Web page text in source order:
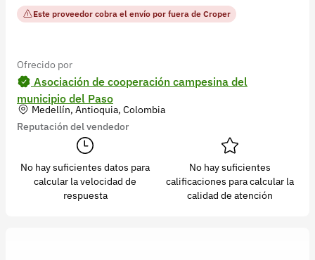
Este proveedor cobra el envío por fuera de Croper
Ofrecido por
Asociación de cooperación campesina del
municipio del Paso
Medellín, Antioquia, Colombia
Reputación del vendedor
No hay suficientes datos para
calcular la velocidad de
respuesta
No hay suficientes
calificaciones para calcular la
calidad de atención